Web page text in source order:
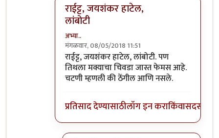
राईट्ट, जयशंकर हाटेल,
लांबोटी
अभ्या..
मंगळवार, 08/05/2018 11:51
In reply toकपबशीवाली चटणी ना ??
राईट्ट, जयशंकर हाटेल, लांबोटी. पण
तिथला मक्याचा चिवडा जास्त फेमस आहे.
चटणी म्हणली की ठेंगील आणि नसले.
प्रतिसाद देण्यासाठीलॉग इन कराकिंवासदस्य व्हा